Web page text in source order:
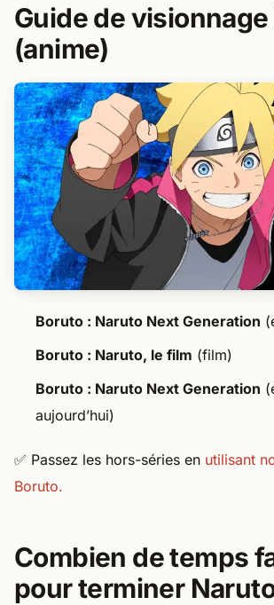
Guide de
(anime)
Boruto : Naruto Next Generation
Boruto : Naruto, le film (film)
Boruto : Naruto Next Generation
aujourd’hui)
✅ Passez les hors-séries en utilisant
Boruto.
Combien de temps
pour terminer